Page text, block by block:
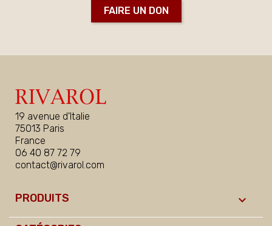
FAIRE UN DON
19 avenue d'Italie
75013 Paris
France
06 40 87 72 79
contact@rivarol.com
PRODUITS 